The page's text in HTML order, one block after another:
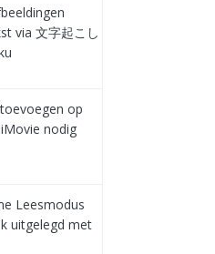
via 文字起こし
op
nodig
Leesmodus
uitgelegd met